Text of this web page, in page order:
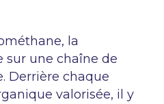
la
sur une chaîne de
Derrière chaque
valorisée, il y